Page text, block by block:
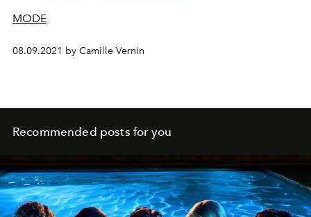
MODE
08.09.2021 by Camille Vernin
Recommended posts for you